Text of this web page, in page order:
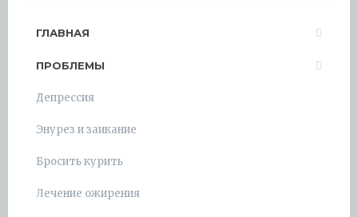
ГЛАВНАЯ
ПРОБЛЕМЫ
Депрессия
Энурез и заикание
Бросить курить
Лечение ожирения